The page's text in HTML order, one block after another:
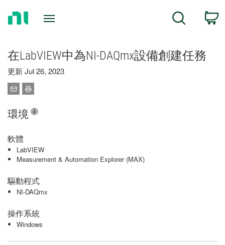
Search
在LabVIEW中為NI-DAQmx設備創建任務
更新 Jul 26, 2023
環境
軟體
LabVIEW
Measurement & Automation Explorer (MAX)
驅動程式
NI-DAQmx
操作系統
Windows